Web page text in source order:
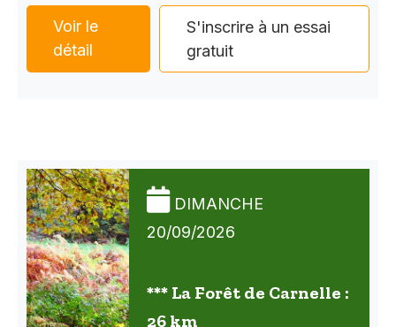
Voir le
détail
S'inscrire à un essai
gratuit
DIMANCHE
20/09/2026
*** La Forêt de Carnelle :
26 km